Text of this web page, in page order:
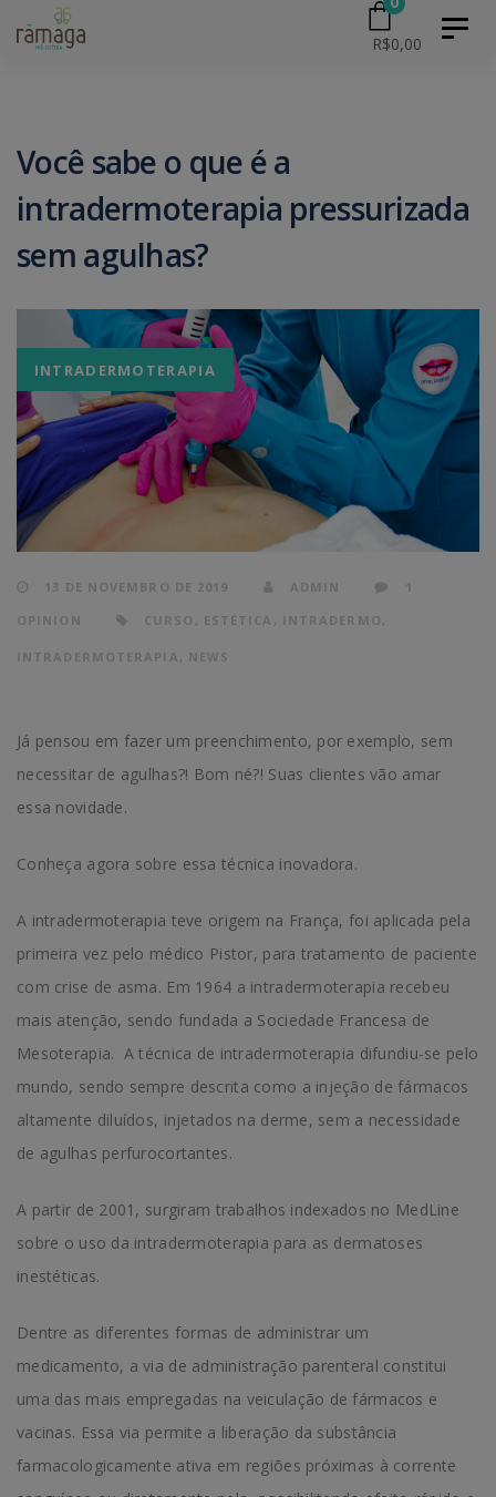
Skip
Skip
content
R$0,00
Você sabe o que é a
intradermoterapia pressurizada
sem agulhas?
INTRADERMOTERAPIA
13 DE NOVEMBRO DE 2019 ADMIN
1
OPINION
CURSO , ESTÉTICA , INTRADERMO ,
INTRADERMOTERAPIA NEWS
Já pensou em fazer um preenchimento, por exemplo, sem
necessitar de agulhas?! Bom né?! Suas clientes vão amar
essa novidade.
Conheça agora sobre essa técnica inovadora.
A intradermoterapia teve origem na França, foi aplicada pela
primeira vez pelo médico Pistor, para tratamento de paciente
com crise de asma. Em 1964 a intradermoterapia recebeu
mais atenção, sendo fundada a Sociedade Francesa de
Mesoterapia. A técnica de intradermoterapia difundiu-se pelo
mundo, sendo sempre descrita como a injeção de fármacos
altamente diluídos, injetados na derme, sem a necessidade
de agulhas perfurocortantes.
A partir de 2001, surgiram trabalhos indexados no MedLine
sobre o uso da intradermoterapia para as dermatoses
inestéticas.
Dentre as diferentes formas de administrar um
medicamento, a via de administração parenteral constitui
uma das mais empregadas na veiculação de fármacos e
vacinas. Essa via permite a liberação da substância
farmacologicamente ativa em regiões próximas à corrente